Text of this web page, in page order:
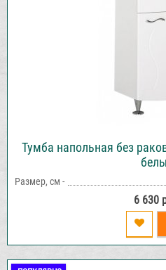
Тумба напольная без
Размер, см -
6 630